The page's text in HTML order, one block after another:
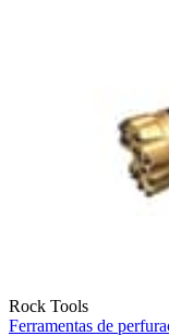
Rock Tools
Ferramentas de